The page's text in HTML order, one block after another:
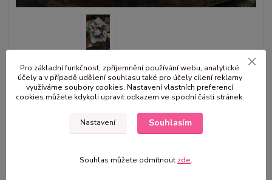
Rozměr: 22 x 30 cm Materiál: box - obálka ,umělé květiny Umístění:
interiér Upozornění: Výrobek slouží pouze k dekoračním účelům.
popis
Není skladem
Nejsme plátci DPH
Pro základní funkčnost, zpříjemnění používání webu, analytické
účely a v případě udělení souhlasu také pro účely cílení reklamy
využíváme soubory cookies. Nastavení vlastních preferencí
cookies můžete kdykoli upravit odkazem ve spodní části stránek.
Nastavení Souhlasím
Souhlas můžete odmítnout zde.